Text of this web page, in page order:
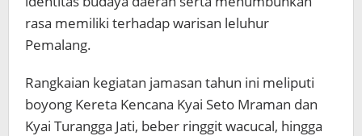
rasa memiliki terhadap warisan leluhur
Pemalang.
Rangkaian kegiatan jamasan tahun ini meliputi
boyong Kereta Kencana Kyai Seto Mraman dan
Kyai Turangga Jati, beber ringgit wacucal, hingga